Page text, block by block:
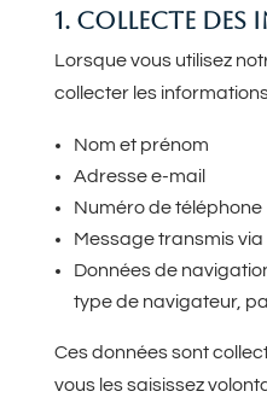
1. COLLECTE
Lorsque vous utilisez
collecter les
Nom et prénom
Adresse e-mail
Numéro de téléphone
Message transmis
Données de
type de navigateur,
Ces données sont
vous les saisissez